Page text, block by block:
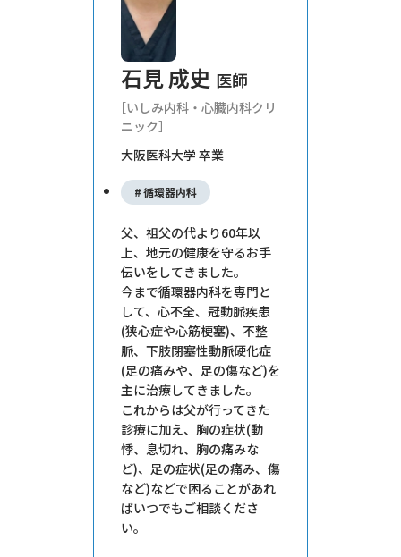
石見 成史 医師
いしみ内科・心臓内科クリ
ニック
大阪医科大学 卒業
循環器内科
父、祖父の代より60年以
上、地元の健康を守るお手
伝いをしてきました。
今まで循環器内科を専門と
して、心不全、冠動脈疾患
(狭心症や心筋梗塞)、不整
脈、下肢閉塞性動脈硬化症
(足の痛みや、足の傷など)を
主に治療してきました。
これからは父が行ってきた
診療に加え、胸の症状(動
悸、息切れ、胸の痛みな
ど)、足の症状(足の痛み、傷
など)などで困ることがあれ
ばいつでもご相談くださ
い。